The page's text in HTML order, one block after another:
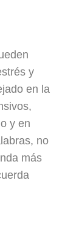
y
en la
y en
no
más